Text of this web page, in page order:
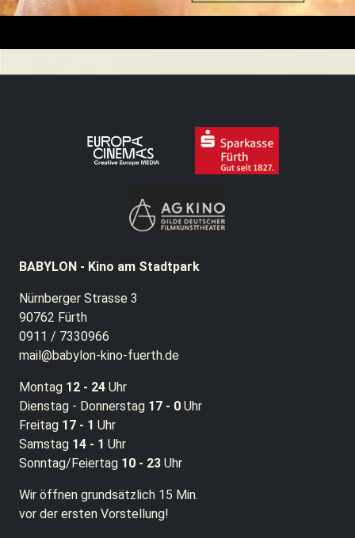
BABYLON - Kino am Stadtpark
Nürnberger Strasse 3
90762 Fürth
0911 / 7330966
mail@babylon-kino-fuerth.de
Montag 12 - 24 Uhr
Dienstag - Donnerstag 17 - 0 Uhr
Freitag 17 - 1 Uhr
Samstag 14 - 1 Uhr
Sonntag/Feiertag 10 - 23 Uhr
Wir öffnen grundsätzlich 15 Min.
vor der ersten Vorstellung!